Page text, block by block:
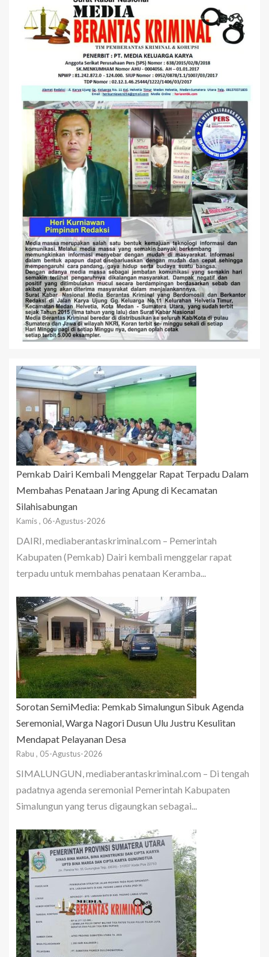
Pemkab Dairi Kembali Menggelar Rapat Terpadu Dalam
Membahas Penataan Jaring Apung di Kecamatan
Silahisabungan
Kamis , 06-Agustus-2026
DAIRI, mediaberantaskriminal.com – Pemerintah
Kabupaten (Pemkab) Dairi kembali menggelar rapat
terpadu untuk membahas penataan Keramba...
Sorotan SemiMedia: Pemkab Simalungun Sibuk Agenda
Seremonial, Warga Nagori Dusun Ulu Justru Kesulitan
Mendapat Pelayanan Desa
Rabu , 05-Agustus-2026
SIMALUNGUN, mediaberantaskriminal.com – Di tengah
padatnya agenda seremonial Pemerintah Kabupaten
Simalungun yang terus digaungkan sebagai...